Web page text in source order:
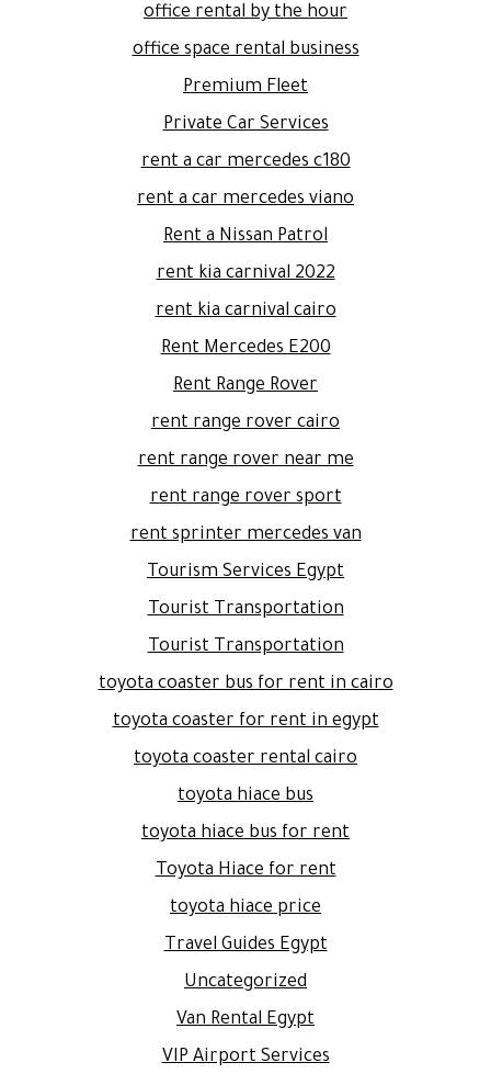
office rental by the hour
office space rental business
Premium Fleet
Private Car Services
rent a car mercedes c180
rent a car mercedes viano
Rent a Nissan Patrol
rent kia carnival 2022
rent kia carnival cairo
Rent Mercedes E200
Rent Range Rover
rent range rover cairo
rent range rover near me
rent range rover sport
rent sprinter mercedes van
Tourism Services Egypt
Tourist Transportation
Tourist Transportation
toyota coaster bus for rent in cairo
toyota coaster for rent in egypt
toyota coaster rental cairo
toyota hiace bus
toyota hiace bus for rent
Toyota Hiace for rent
toyota hiace price
Travel Guides Egypt
Uncategorized
Van Rental Egypt
VIP Airport Services